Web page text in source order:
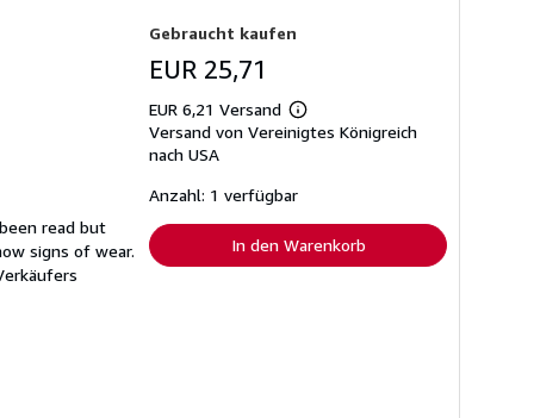
read but
signs of wear.
Gebraucht kaufen
EUR 25,71
EUR 6,21 Versand
Weitere
Informationen
Versand von Vereinigtes Königreich
nach USA
Anzahl: 1 verfügbar
In den Warenkorb